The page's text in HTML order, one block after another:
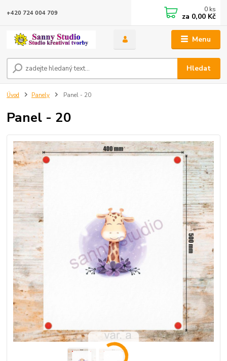
Menu
Hledat
+420 724 004 709 0 ks
za 0,00 Kč
Úvod Panely Panel - 20
Panel - 20